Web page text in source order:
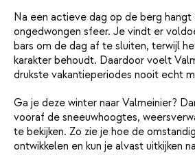
Na een actieve dag op de berg
ongedwongen sfeer. Je vindt er
bars om de dag af te sluiten, terwijl
karakter behoudt. Daardoor voelt
drukste vakantieperiodes nooit echt
Ga je deze winter naar Valmeinier?
vooraf de sneeuwhoogtes,
te bekijken. Zo zie je hoe de
ontwikkelen en kun je alvast uitkijken